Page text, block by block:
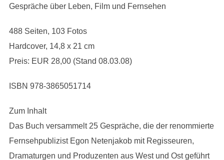
Gespräche über Leben, Film und Fernsehen
488 Seiten, 103 Fotos
Hardcover, 14,8 x 21 cm
Preis: EUR 28,00 (Stand 08.03.08)
ISBN 978-3865051714
Zum Inhalt
Das Buch versammelt 25 Gespräche, die der renommierte
Fernsehpublizist Egon Netenjakob mit Regisseuren,
Dramaturgen und Produzenten aus West und Ost geführt